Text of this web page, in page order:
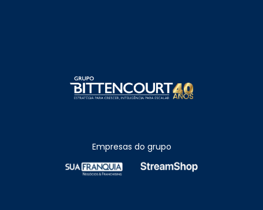
Empresas do grupo